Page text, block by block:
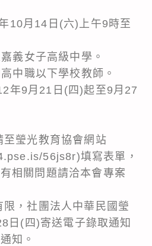
10月14日(六)上午9時至
義女子高級中學。
中職以下學校教師。
年9月21日(四)起至9月27
至瑩光教育協會網站
56js8r)填寫表單，
相關問題請洽本會專案
限，社團法人中華民國瑩
日(四)寄送電子錄取通知
知。